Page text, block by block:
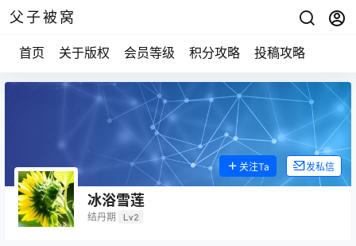
父子被窝
首页 关于版权 会员等级 积分攻略 投稿攻略
冰浴雪莲
结丹期 Lv2
关注Ta 发私信